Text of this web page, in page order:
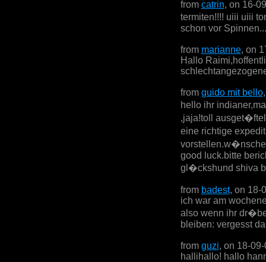
from catrin, on 16-
termiten!!!! uiii uiii
schon vor
from marianne, on
Hallo
from guido mit bello
hello ihr
,jaja!toll
eine richtige
good luck.bitte
gl�ckshund shiva
from badest, on 18-
ich war am
also wenn ihr
bleiben: vergesst
from guzi, on 18-
hallihallo! hallo